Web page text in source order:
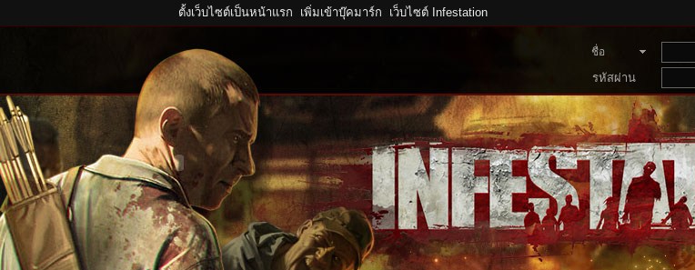
ตั้งเว็บไซต์เป็นหน้าแรก เพิ่มเข้าบุ๊คมาร์ก เว็บไซต์ Infestation
ชื่อ
สมาชิก
รหัสผ่าน